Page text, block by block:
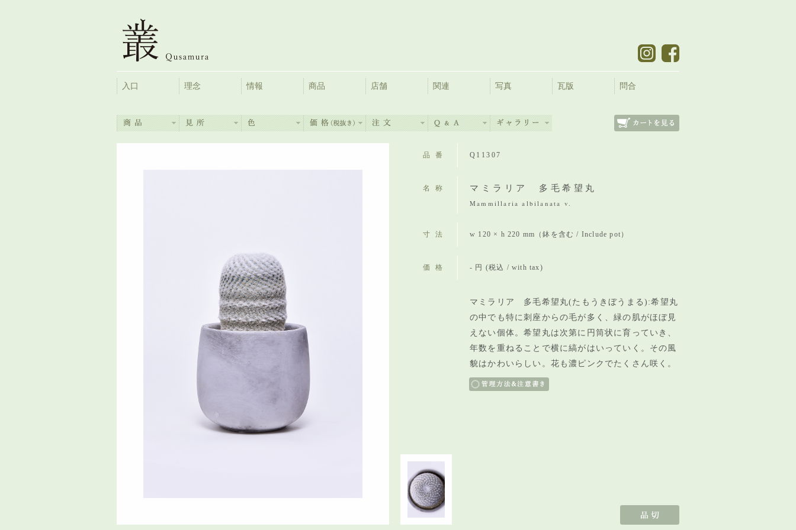
入口 理念 情報 商品 店舗 関連 写真 瓦版 問合
品番 Q11307
名称 マミラリア 多毛希望丸
Mammillaria albilanata v.
寸法 w 120 × h 220 mm（鉢を含む / Include pot）
価格 - 円 (税込 / with tax)
マミラリア 多毛希望丸(たもうきぼうまる):希望丸
の中でも特に刺座からの毛が多く、緑の肌がほぼ見
えない個体。希望丸は次第に円筒状に育っていき、
年数を重ねることで横に縞がはいっていく。その風
貌はかわいらしい。花も濃ピンクでたくさん咲く。